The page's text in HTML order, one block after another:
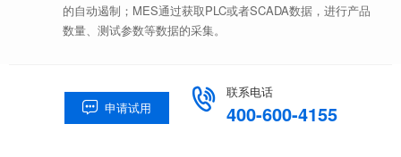
的自动遏制；MES通过获取PLC或者SCADA数据，进行产品
数量、测试参数等数据的采集。
 申请试用  联系电话
400-600-4155